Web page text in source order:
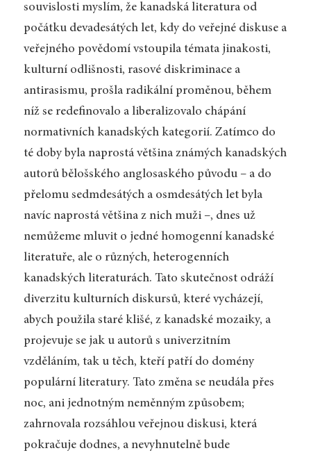
souvislosti myslím, že kanadská literatura od
počátku devadesátých let, kdy do veřejné diskuse a
veřejného povědomí vstoupila témata jinakosti,
kulturní odlišnosti, rasové diskriminace a
antirasismu, prošla radikální proměnou, během
níž se redefinovalo a liberalizovalo chápání
normativních kanadských kategorií. Zatímco do
té doby byla naprostá většina známých kanadských
autorů bělošského anglosaského původu – a do
přelomu sedmdesátých a osmdesátých let byla
navíc naprostá většina z nich muži –, dnes už
nemůžeme mluvit o jedné homogenní kanadské
literatuře, ale o různých, heterogenních
kanadských literaturách. Tato skutečnost odráží
diverzitu kulturních diskursů, které vycházejí,
abych použila staré klišé, z kanadské mozaiky, a
projevuje se jak u autorů s univerzitním
vzděláním, tak u těch, kteří patří do domény
populární literatury. Tato změna se neudála přes
noc, ani jednotným neměnným způsobem;
zahrnovala rozsáhlou veřejnou diskusi, která
pokračuje dodnes, a nevyhnutelně bude